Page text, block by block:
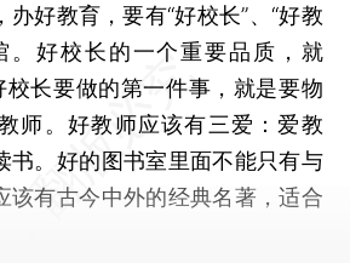
好教育，要有“好校长”、“好教
。好校长的一个重要品质，就
校长要做的第一件事，就是要物
师。好教师应该有三爱：爱教
书。好的图书室里面不能只有与
该有古今中外的经典名著，适合